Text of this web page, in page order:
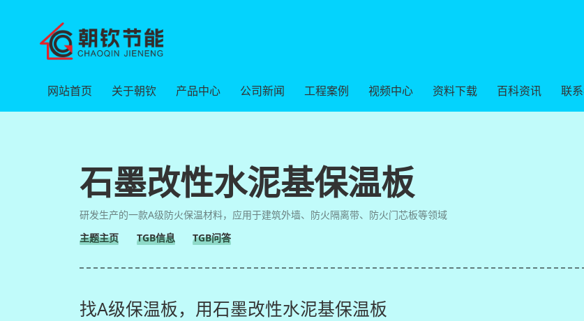
网站首页 关于朝钦 产品中心 公司新闻 工程案例 视频中心 资料下载 百科资讯 联
石墨改性水泥基保温板
研发生产的一款A级防火保温材料，应用于建筑外墙、防火隔离带、防火门芯板等领域
主题主页
TGB信息 TGB问答
找A级保温板，用石墨改性水泥基保温板